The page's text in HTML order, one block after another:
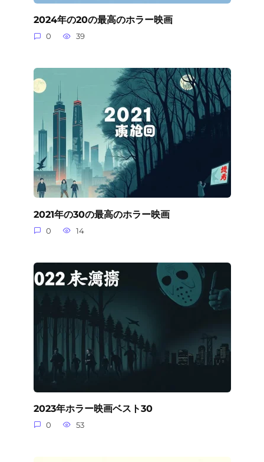
2024年の20の最高のホラー映画
0 39
2021年の30の最高のホラー映画
0 14
2023年ホラー映画ベスト30
0 53